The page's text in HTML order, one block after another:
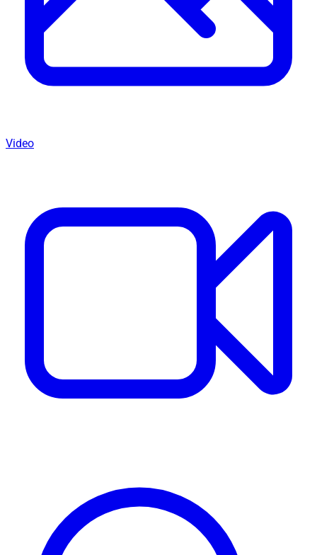
Video